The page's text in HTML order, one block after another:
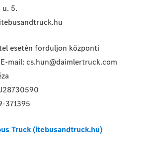
u. 5.
esetén forduljon központi
mail: cs.hun@daimlertruck.com
371395
Truck (itebusandtruck.hu)